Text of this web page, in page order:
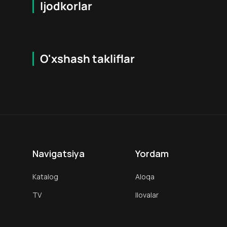
Ijodkorlar
O'xshash takliflar
Navigatsiya
Katalog
TV
Yordam
Aloqa
Ilovalar